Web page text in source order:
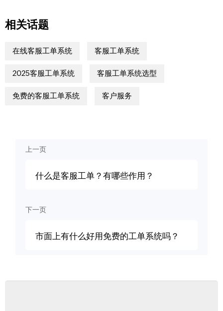
相关话题
在线客服工单系统 客服工单系统
2025客服工单系统 客服工单系统选型
免费的客服工单系统 客户服务
上一页
什么是客服工单？有哪些作用？
下一页
市面上有什么好用免费的工单系统吗？